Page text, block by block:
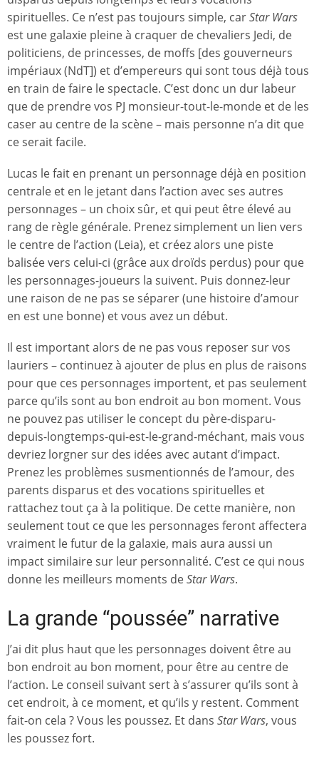
spirituelles. Ce n’est pas toujours simple, carStar Wars
est une galaxie pleine à craquer de chevaliers Jedi, de
politiciens, de princesses, de moffs [des gouverneurs
impériaux (NdT]) et d’empereurs qui sont tous déjà tous
en train de faire le spectacle. C’est donc un dur labeur
que de prendre vos PJ monsieur-tout-le-monde et de les
caser au centre de la scène – mais personne n’a dit que
ce serait facile.
Lucas le fait en prenant un personnage déjà en position
centrale et en le jetant dans l’action avec ses autres
personnages – un choix sûr, et qui peut être élevé au
rang de règle générale. Prenez simplement un lien vers
le centre de l’action (Leia), et créez alors une piste
balisée vers celui-ci (grâce aux droïds perdus) pour que
les personnages-joueurs la suivent. Puis donnez-leur
une raison de ne pas se séparer (une histoire d’amour
en est une bonne) et vous avez un début.
Il est important alors de ne pas vous reposer sur vos
lauriers – continuez à ajouter de plus en plus de raisons
pour que ces personnages importent, et pas seulement
parce qu’ils sont au bon endroit au bon moment. Vous
ne pouvez pas utiliser le concept du père-disparu-
depuis-longtemps-qui-est-le-grand-méchant, mais vous
devriez lorgner sur des idées avec autant d’impact.
Prenez les problèmes susmentionnés de l’amour, des
parents disparus et des vocations spirituelles et
rattachez tout ça à la politique. De cette manière, non
seulement tout ce que les personnages feront affectera
vraiment le futur de la galaxie, mais aura aussi un
impact similaire sur leur personnalité. C’est ce qui nous
donne les meilleurs moments deStar Wars.
La grande “poussée” narrative
J’ai dit plus haut que les personnages doivent être au
bon endroit au bon moment, pour être au centre de
l’action. Le conseil suivant sert à s’assurer qu’ils sont à
cet endroit, à ce moment, et qu’ils y restent. Comment
fait-on cela ? Vous les poussez. Et dans Star Wars, vous
les poussez fort.